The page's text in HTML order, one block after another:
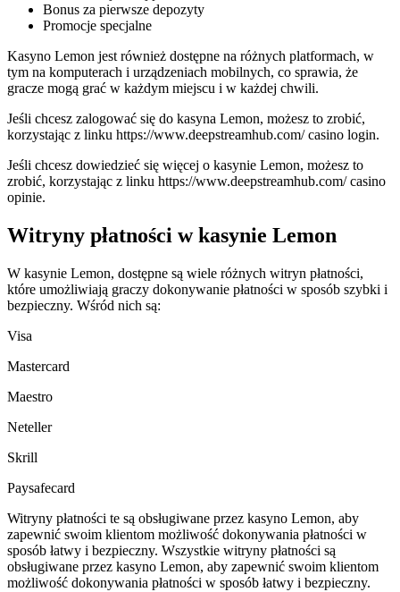
Bonus za pierwsze depozyty
Promocje specjalne
Kasyno Lemon jest również dostępne na różnych platformach, w
tym na komputerach i urządzeniach mobilnych, co sprawia, że
gracze mogą grać w każdym miejscu i w każdej chwili.
Jeśli chcesz zalogować się do kasyna Lemon, możesz to zrobić,
korzystając z linku https://www.deepstreamhub.com/ casino login.
Jeśli chcesz dowiedzieć się więcej o kasynie Lemon, możesz to
zrobić, korzystając z linku https://www.deepstreamhub.com/ casino
opinie.
Witryny płatności w kasynie Lemon
W kasynie Lemon, dostępne są wiele różnych witryn płatności,
które umożliwiają graczy dokonywanie płatności w sposób szybki i
bezpieczny. Wśród nich są:
Visa
Mastercard
Maestro
Neteller
Skrill
Paysafecard
Witryny płatności te są obsługiwane przez kasyno Lemon, aby
zapewnić swoim klientom możliwość dokonywania płatności w
sposób łatwy i bezpieczny. Wszystkie witryny płatności są
obsługiwane przez kasyno Lemon, aby zapewnić swoim klientom
możliwość dokonywania płatności w sposób łatwy i bezpieczny.